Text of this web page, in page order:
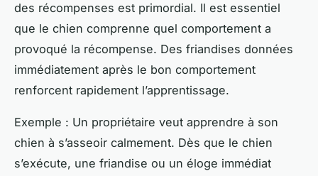
des récompenses est primordial. Il est essentiel
que le chien comprenne quel comportement a
provoqué la récompense. Des friandises données
immédiatement après le bon comportement
renforcent rapidement l’apprentissage.
Exemple : Un propriétaire veut apprendre à son
chien à s’asseoir calmement. Dès que le chien
s’exécute, une friandise ou un éloge immédiat